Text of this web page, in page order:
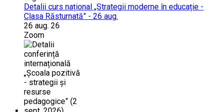
Detalii curs național „Strategii moderne în educație -
Clasa Răsturnată” - 26 aug.
26 aug. 26
Zoom